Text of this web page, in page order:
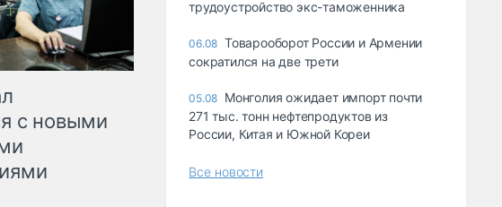
с новыми
трудоустройство экс-таможенника
06.08 Товарооборот России и Армении
сократился на две трети
05.08 Монголия ожидает импорт почти
271 тыс. тонн нефтепродуктов из
России, Китая и Южной Кореи
Все новости